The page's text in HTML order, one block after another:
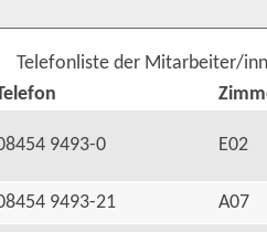
Telefonliste der Mitarbeiter/
9493-0 E02
9493-21
A07